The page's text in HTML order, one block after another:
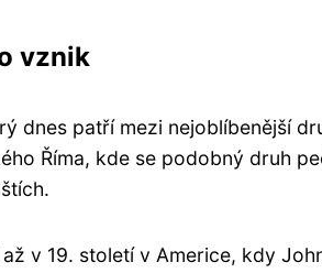
vznik
dnes patří mezi nejoblíbenější
Říma, kde se podobný druh
v 19. století v Americe, kdy